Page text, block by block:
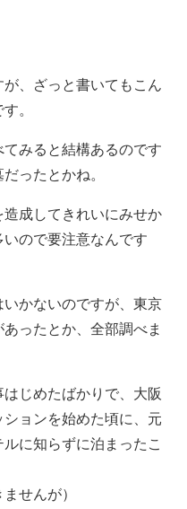
、ざっと書いてもこん
。
みると結構あるのです
ったとかね。
成してきれいにみせか
ので要注意なんです
かないのですが、東京
ったとか、全部調べま
じめたばかりで、大阪
ョンを始めた頃に、元
に知らずに泊まったこ
せんが）